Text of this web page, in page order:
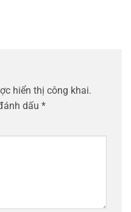
hiển thị công khai.
dấu *